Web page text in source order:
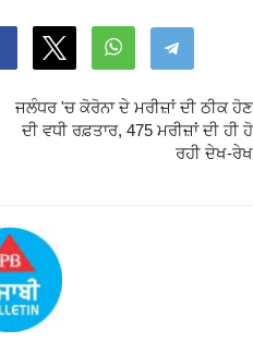
ਜਲੰਧਰ 'ਚ ਕੋਰੋਨਾ ਦੇ ਮਰੀਜ਼ਾਂ ਦੀ ਠੀਕ ਹੋਣ
ਦੀ ਵਧੀ ਰਫ਼ਤਾਰ, 475 ਮਰੀਜ਼ਾਂ ਦੀ ਹੀ ਹੋ
ਰਹੀ ਦੇਖ-ਰੇਖ